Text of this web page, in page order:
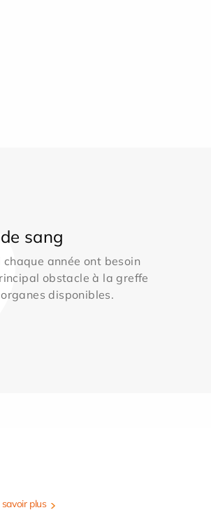
sang
année ont besoin
obstacle à la greffe
disponibles.
savoir plus